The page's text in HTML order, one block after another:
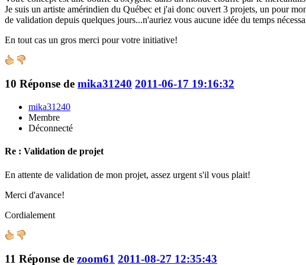
Je suis un artiste amérindien du Québec et j'ai donc ouvert 3 projets, un pour
de validation depuis quelques jours...n'auriez vous aucune idée du temps
En tout cas un gros merci pour votre initiative!
10 Réponse de mika31240 2011-06-17 19:16:32
mika31240
Membre
Déconnecté
Re : Validation de projet
En attente de validation de mon projet, assez urgent s'il vous plait!
Merci d'avance!
Cordialement
11 Réponse de zoom61 2011-08-27 12:35:43